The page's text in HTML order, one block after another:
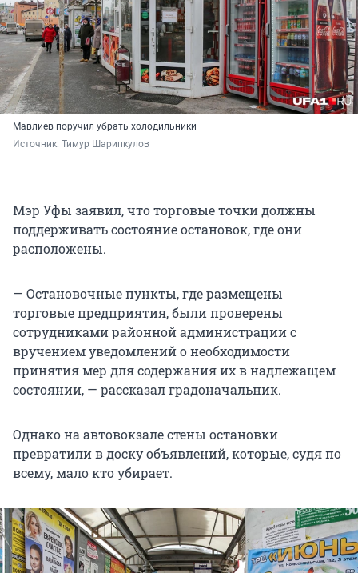
Мавлиев поручил убрать холодильники
Источник: Тимур Шарипкулов
Мэр Уфы заявил, что торговые точки должны
поддерживать состояние остановок, где они
расположены.
— Остановочные пункты, где размещены
торговые предприятия, были проверены
сотрудниками районной администрации с
вручением уведомлений о необходимости
принятия мер для содержания их в надлежащем
состоянии, — рассказал градоначальник.
Однако на автовокзале стены остановки
превратили в доску объявлений, которые, судя по
всему, мало кто убирает.